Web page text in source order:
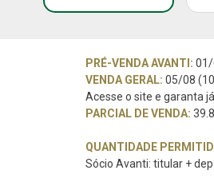
PRÉ-VENDA AVANTI: 01/
VENDA GERAL: 05/08
Acesse o site e garanta
PARCIAL DE VENDA:
QUANTIDADE
Sócio Avanti: titular +